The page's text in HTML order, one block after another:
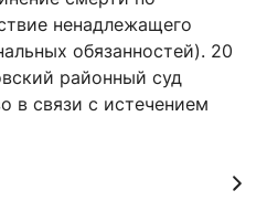
ненадлежащего
обязанностей). 20
районный суд
в связи с истечением